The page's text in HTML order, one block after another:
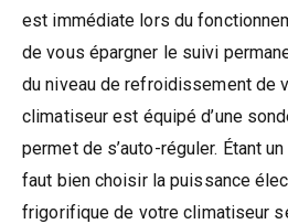
est immédiate lors du
de vous épargner le suivi
du niveau de refroidissement de
climatiseur est équipé d’une
permet de s’auto-réguler. Étant
faut bien choisir la puissance
frigorifique de votre climatiseur